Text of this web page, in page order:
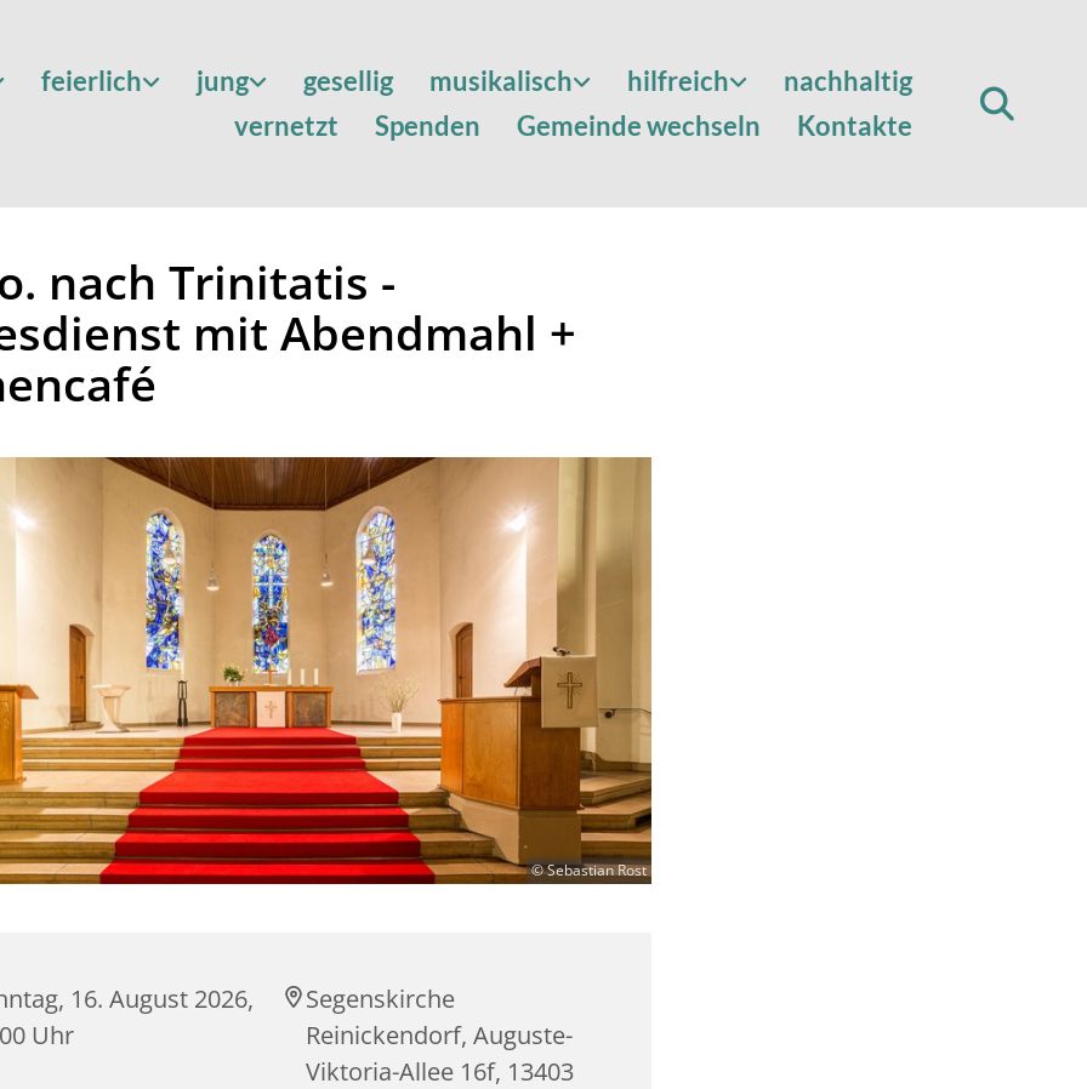
feierlich jung gesellig musikalisch hilfreich
nachhaltig
vernetzt
Spenden Gemeinde wechseln Kontakte
nach Trinitatis -
mit Abendmahl +
© Sebastian Rost
16. August 2026,
Uhr
Segenskirche
Reinickendorf, Auguste-
Viktoria-Allee 16f, 13403